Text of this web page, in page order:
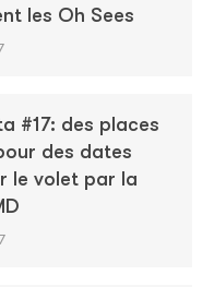
les Oh Sees
#17: des places
des dates
le volet par la